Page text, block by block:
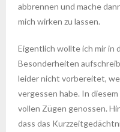
abbrennen und mache
mich wirken zu lassen.
Eigentlich wollte ich mir in
Besonderheiten
leider nicht vorbereitet,
vergessen habe. In
vollen Zügen genossen.
dass das